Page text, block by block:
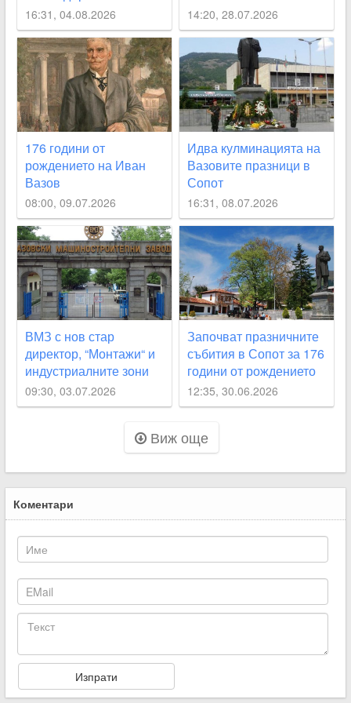
16:31, 04.08.2026 14:20, 28.07.2026
176 години от
рождението на Иван
Вазов
08:00, 09.07.2026
Идва кулминацията на
Вазовите празници в
Сопот
16:31, 08.07.2026
ВМЗ с нов стар
директор, “Монтажи“ и
индустриалните зони
със сменени шефове
09:30, 03.07.2026
Започват празничните
събития в Сопот за 176
години от рождението
на Иван Вазов
12:35, 30.06.2026
Виж още
Коментари